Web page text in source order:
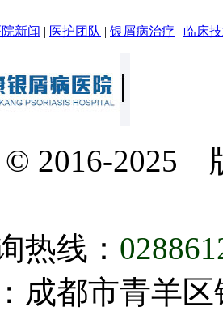
院新闻 | 医护团队 | 银屑病治疗 | 临床
© 2016-2025
热线：
成都市青羊